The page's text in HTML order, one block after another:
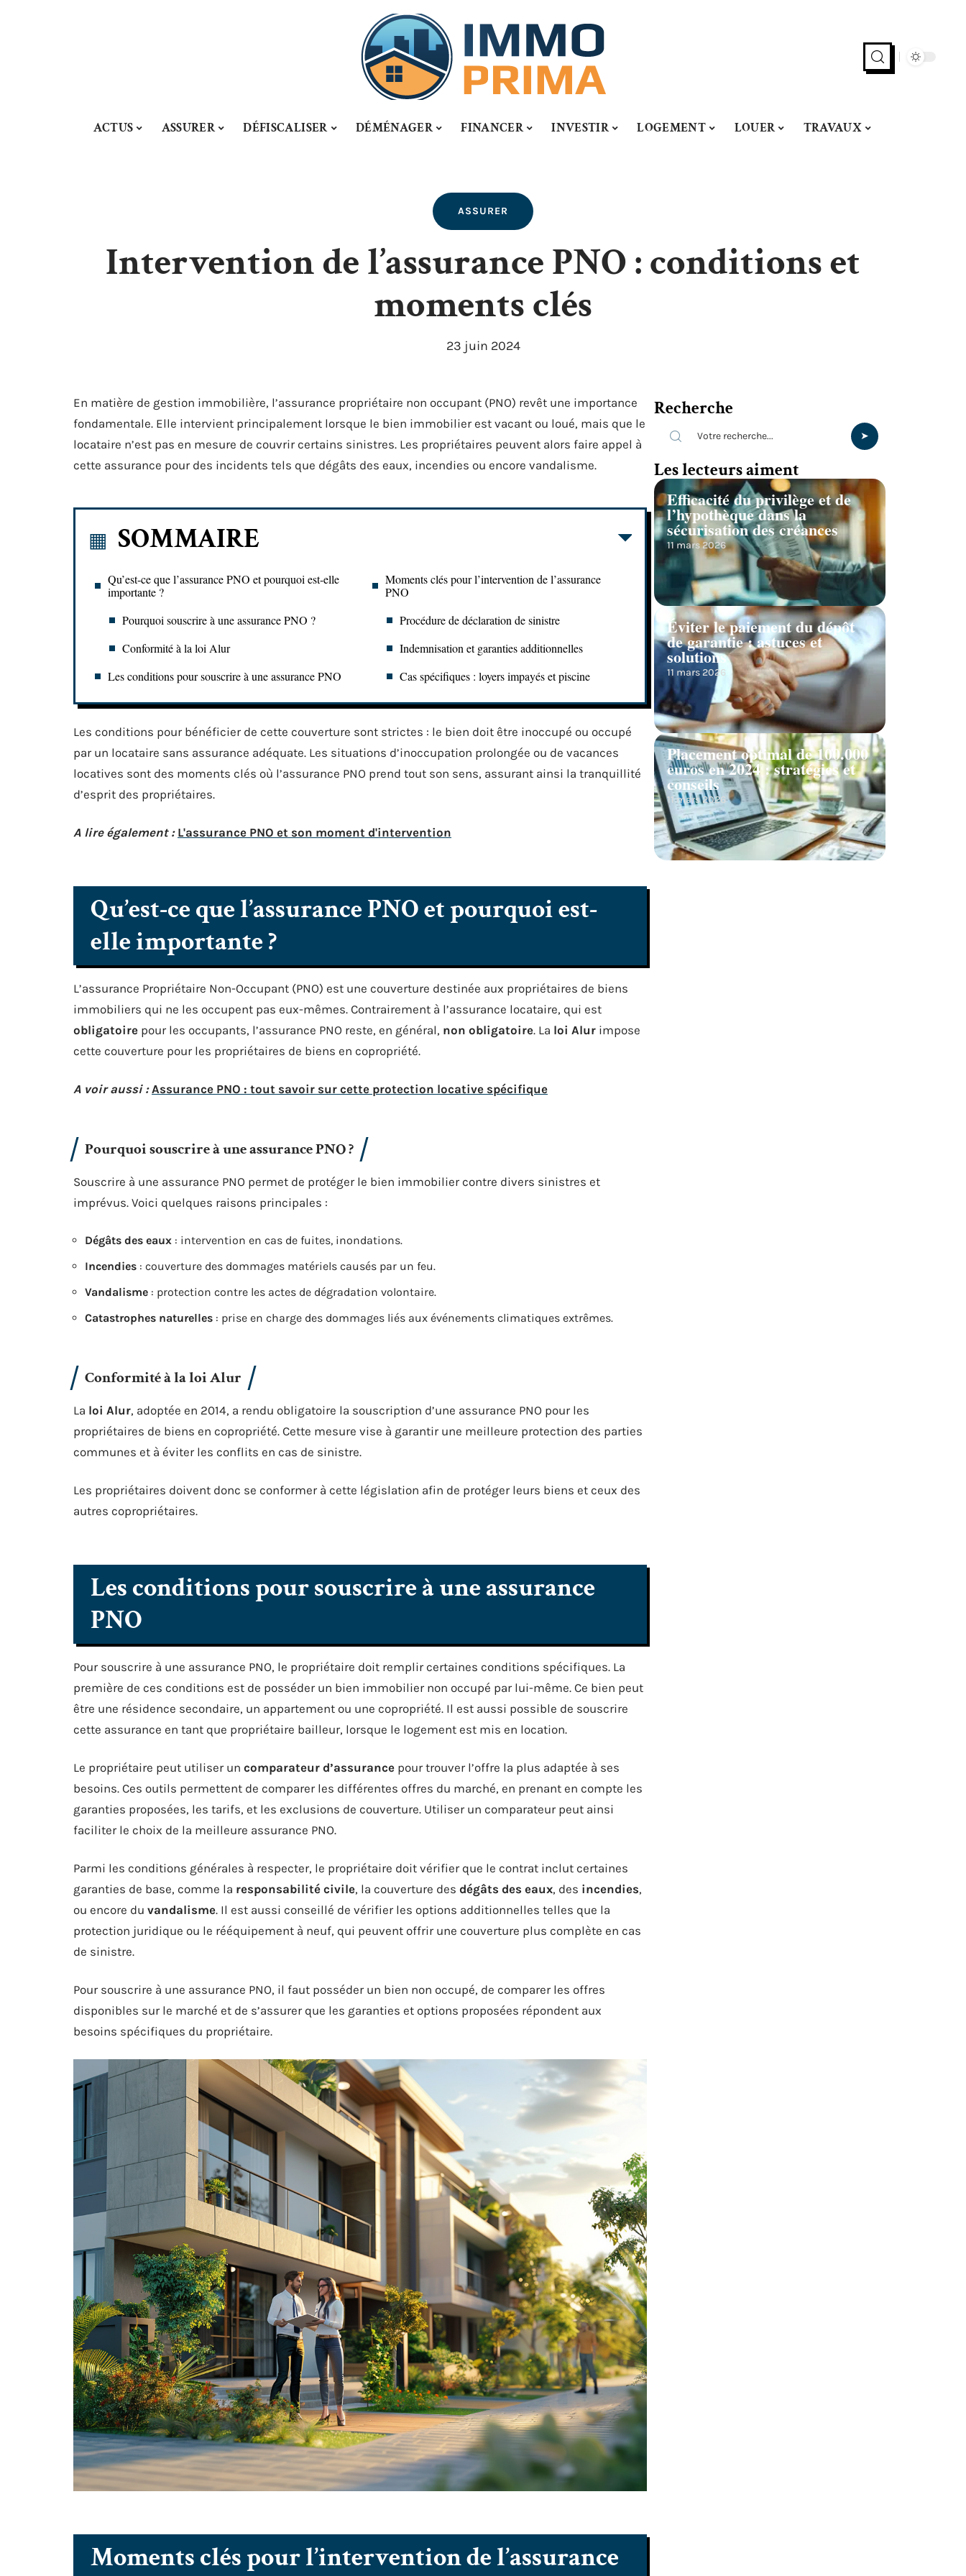
ACTUS ASSURER DÉFISCALISER DÉMÉNAGER FINANCER INVESTIR LOGEMENT LOUER TRAVAUX
ASSURER
Intervention de l’assurance PNO : conditions et
moments clés
23 juin 2024
En matière de gestion immobilière, l’assurance propriétaire non occupant (PNO) revêt une importance
fondamentale. Elle intervient principalement lorsque le bien immobilier est vacant ou loué, mais que le
locataire n’est pas en mesure de couvrir certains sinistres. Les propriétaires peuvent alors faire appel à
cette assurance pour des incidents tels que dégâts des eaux, incendies ou encore vandalisme.
SOMMAIRE
Qu’est-ce que l’assurance PNO et pourquoi est-elle
importante ?
Pourquoi souscrire à une assurance PNO ?
Conformité à la loi Alur
Les conditions pour souscrire à une assurance PNO
Moments clés pour l’intervention de l’assurance
PNO
Procédure de déclaration de sinistre
Indemnisation et garanties additionnelles
Cas spécifiques : loyers impayés et piscine
Les conditions pour bénéficier de cette couverture sont strictes : le bien doit être inoccupé ou occupé
par un locataire sans assurance adéquate. Les situations d’inoccupation prolongée ou de vacances
locatives sont des moments clés où l’assurance PNO prend tout son sens, assurant ainsi la tranquillité
d’esprit des propriétaires.
A lire également : L'assurance PNO et son moment d'intervention
Qu’est-ce que l’assurance PNO et pourquoi est-
elle importante ?
L’assurance Propriétaire Non-Occupant (PNO) est une couverture destinée aux propriétaires de biens
immobiliers qui ne les occupent pas eux-mêmes. Contrairement à l’assurance locataire, qui est
obligatoire pour les occupants, l’assurance PNO reste, en général, non obligatoire. La loi Alur impose
cette couverture pour les propriétaires de biens en copropriété.
A voir aussi : Assurance PNO : tout savoir sur cette protection locative spécifique
Pourquoi souscrire à une assurance PNO ?
Souscrire à une assurance PNO permet de protéger le bien immobilier contre divers sinistres et
imprévus. Voici quelques raisons principales :
Dégâts des eaux : intervention en cas de fuites, inondations.
Incendies : couverture des dommages matériels causés par un feu.
Vandalisme : protection contre les actes de dégradation volontaire.
Catastrophes naturelles : prise en charge des dommages liés aux événements climatiques extrêmes.
Conformité à la loi Alur
La loi Alur, adoptée en 2014, a rendu obligatoire la souscription d’une assurance PNO pour les
propriétaires de biens en copropriété. Cette mesure vise à garantir une meilleure protection des parties
communes et à éviter les conflits en cas de sinistre.
Les propriétaires doivent donc se conformer à cette législation afin de protéger leurs biens et ceux des
autres copropriétaires.
Les conditions pour souscrire à une assurance
PNO
Pour souscrire à une assurance PNO, le propriétaire doit remplir certaines conditions spécifiques. La
première de ces conditions est de posséder un bien immobilier non occupé par lui-même. Ce bien peut
être une résidence secondaire, un appartement ou une copropriété. Il est aussi possible de souscrire
cette assurance en tant que propriétaire bailleur, lorsque le logement est mis en location.
Le propriétaire peut utiliser un comparateur d’assurance pour trouver l’offre la plus adaptée à ses
besoins. Ces outils permettent de comparer les différentes offres du marché, en prenant en compte les
garanties proposées, les tarifs, et les exclusions de couverture. Utiliser un comparateur peut ainsi
faciliter le choix de la meilleure assurance PNO.
Parmi les conditions générales à respecter, le propriétaire doit vérifier que le contrat inclut certaines
garanties de base, comme la responsabilité civile, la couverture des dégâts des eaux, des incendies,
ou encore du vandalisme. Il est aussi conseillé de vérifier les options additionnelles telles que la
protection juridique ou le rééquipement à neuf, qui peuvent offrir une couverture plus complète en cas
de sinistre.
Pour souscrire à une assurance PNO, il faut posséder un bien non occupé, de comparer les offres
disponibles sur le marché et de s’assurer que les garanties et options proposées répondent aux
besoins spécifiques du propriétaire.
Moments clés pour l’intervention de l’assurance
Recherche
Les lecteurs aiment
Efficacité du privilège et de
l’hypothèque dans la
sécurisation des créances
11 mars 2026
Éviter le paiement du dépôt
de garantie : astuces et
solutions
11 mars 2026
Placement optimal de 100.000
euros en 2024 : stratégies et
conseils
11 mars 2026